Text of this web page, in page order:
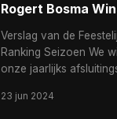
Rogert Bosma
Verslag van de
Ranking Seizoen We
onze jaarlijks
23 jun 2024